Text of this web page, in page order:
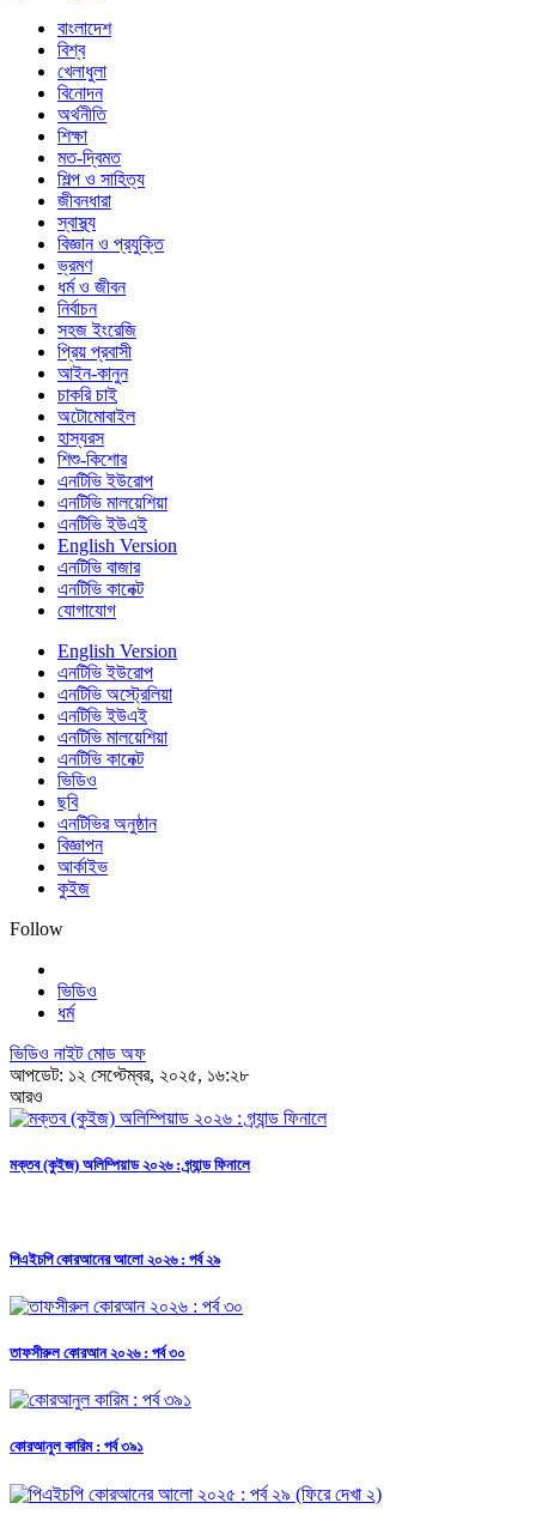
বাংলাদেশ
বিশ্ব
খেলাধুলা
বিনোদন
অর্থনীতি
শিক্ষা
মত-দ্বিমত
শিল্প ও সাহিত্য
জীবনধারা
স্বাস্থ্য
বিজ্ঞান ও প্রযুক্তি
ভ্রমণ
ধর্ম ও জীবন
নির্বাচন
সহজ ইংরেজি
প্রিয় প্রবাসী
আইন-কানুন
চাকরি চাই
অটোমোবাইল
হাস্যরস
শিশু-কিশোর
এনটিভি ইউরোপ
এনটিভি মালয়েশিয়া
এনটিভি ইউএই
English Version
এনটিভি বাজার
এনটিভি কানেক্ট
যোগাযোগ
English Version
এনটিভি ইউরোপ
এনটিভি অস্ট্রেলিয়া
এনটিভি ইউএই
এনটিভি মালয়েশিয়া
এনটিভি কানেক্ট
ভিডিও
ছবি
এনটিভির অনুষ্ঠান
বিজ্ঞাপন
আর্কাইভ
কুইজ
Follow
ভিডিও
ধর্ম
ভিডিও নাইট মোড অফ
আপডেট: ১২ সেপ্টেম্বর, ২০২৫, ১৬:২৮
আরও
মক্তব (কুইজ) অলিম্পিয়াড ২০২৬ : গ্র্যান্ড ফিনালে
পিএইচপি কোরআনের আলো ২০২৬ : পর্ব ২৯
তাফসীরুল কোরআন ২০২৬ : পর্ব ৩০
কোরআনুল কারিম : পর্ব ৩৯১